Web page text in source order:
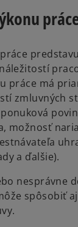
práce má
zmluvných
možnosť
a ďalšie).
nesprávne
spôsobiť